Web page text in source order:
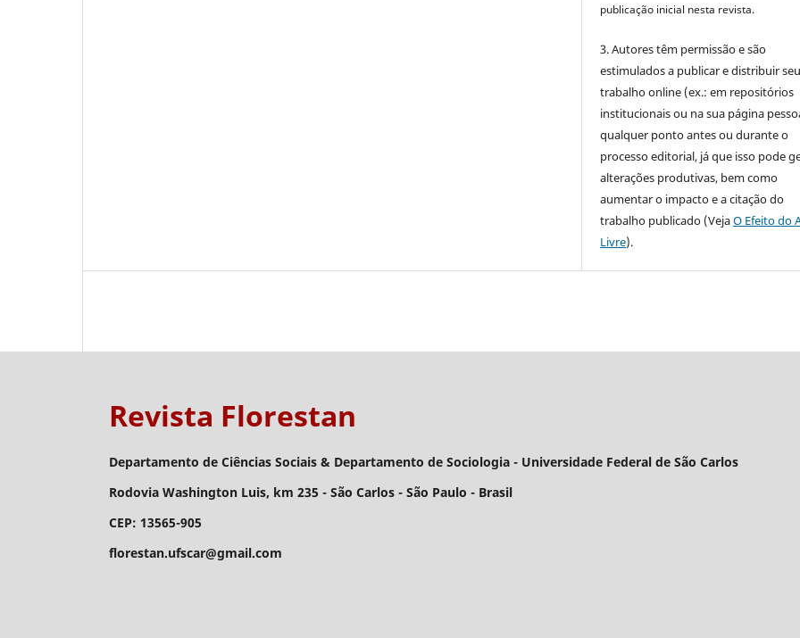
publicação inicial nesta revista.
3. Autores têm permissão e são
estimulados a publicar e distribuir seu
trabalho online (ex.: em repositórios
institucionais ou na sua página
qualquer ponto antes ou durante o
processo editorial, já que isso pode
alterações produtivas, bem como
aumentar o impacto e a citação do
trabalho publicado (VejaO Efeito do
Livre).
Revista Florestan
Departamento de Ciências Sociais & Departamento de Sociologia - Universidade Federal de São Carlos
Rodovia Washington Luis, km 235 - São Carlos - São Paulo - Brasil
CEP: 13565-905
florestan.ufscar@gmail.com